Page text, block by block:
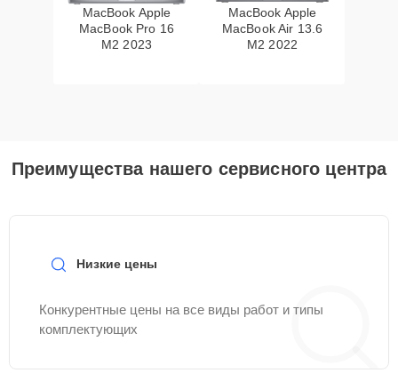
MacBook Apple
MacBook Pro 16
M2 2023
MacBook Apple
MacBook Air 13.6
M2 2022
Преимущества нашего сервисного центра
Низкие цены
Конкурентные цены на все виды работ и типы
комплектующих